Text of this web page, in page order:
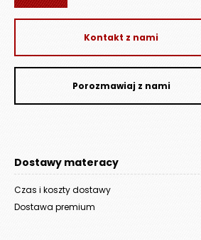
Kontakt z nami
Porozmawiaj z nami
Dostawy materacy
Czas i koszty dostawy
Dostawa premium